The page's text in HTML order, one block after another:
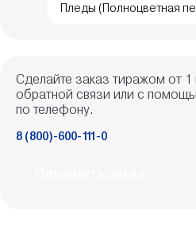
Пледы (Полноцветная
Сделайте заказ тиражом от
обратной связи или с
по телефону.
8 (800)-600-111-0